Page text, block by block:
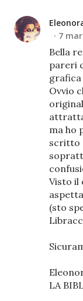
7
Bella
pareri
grafica
Ovvio
ma ho
scritto
Visto il
(sto
LA